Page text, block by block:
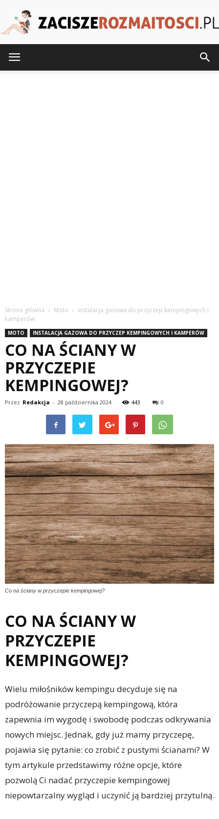
Strona główna Moto
Instalacja gazowa do przyczep kempingowych i
kamperów
MOTO INSTALACJA GAZOWA DO PRZYCZEP KEMPINGOWYCH I KAMPERÓW
CO NA ŚCIANY W
PRZYCZEPIE
KEMPINGOWEJ?
Przez Redakcja - 28 października 2024 443 0
Co na ściany w przyczepie kempingowej?
CO NA ŚCIANY W
PRZYCZEPIE
KEMPINGOWEJ?
Wielu miłośników kempingu decyduje się na
podróżowanie przyczepą kempingową, która
zapewnia im wygodę i swobodę podczas odkrywania
nowych miejsc. Jednak, gdy już mamy przyczepę,
pojawia się pytanie: co zrobić z pustymi ścianami? W
tym artykule przedstawimy różne opcje, które
pozwolą Ci nadać przyczepie kempingowej
niepowtarzalny wygląd i uczynić ją bardziej przytulną.